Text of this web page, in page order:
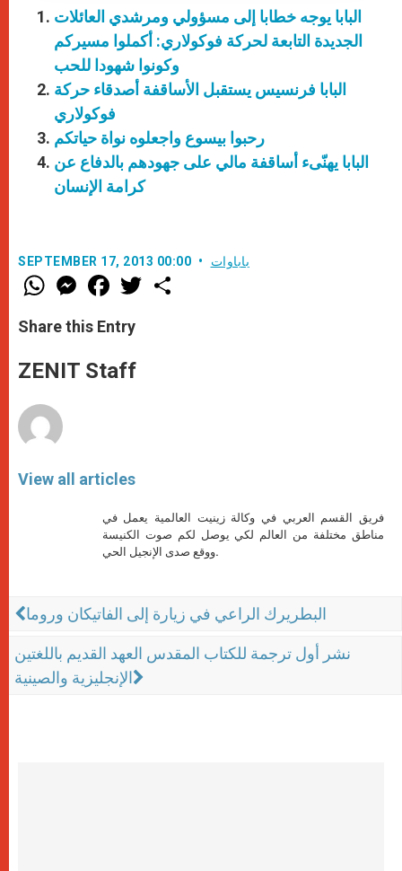
البابا يوجه خطابا إلى مسؤولي ومرشدي العائلات
الجديدة التابعة لحركة فوكولاري: أكملوا مسيركم
وكونوا شهودا للحب
البابا فرنسيس يستقبل الأساقفة أصدقاء حركة
فوكولاري
رحبوا بيسوع واجعلوه نواة حياتكم
البابا يهنّىء أساقفة مالي على جهودهم بالدفاع عن
كرامة الإنسان
SEPTEMBER 17, 2013 00:00 باباوات
W
h
t
s
p
p
M
e
s
e
g
e
F
a
e
b
o
k
w
Share this Entry
ZENIT Staff
View all articles
فريق القسم العربي في وكالة زينيت العالمية يعمل في
مناطق مختلفة من العالم لكي يوصل لكم صوت الكنيسة
ووقع صدى الإنجيل الحي.
البطريرك الراعي في زيارة إلى الفاتيكان وروما
نشر أول ترجمة للكتاب المقدس العهد القديم باللغتين
الإنجليزية والصينية